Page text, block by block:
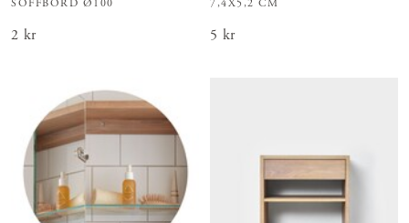
SOFFBORD Ø100
Pris:
2 kr
7,4X5,2 CM
Pris:
5 kr